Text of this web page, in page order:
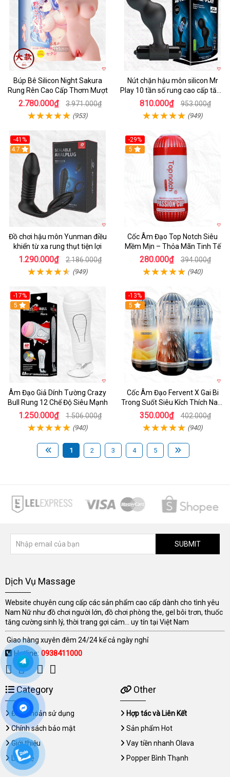
Búp Bê Silicon Night Sakura
Rung Rên Cao Cấp Thơm Mượt
2.780.000₫ 3.971.000₫
(953)
Nút chặn hậu môn silicon Mr
Play 10 tần số rung cao cấp tăng
khoái cảm
810.000₫ 953.000₫
(949)
-41%
Hot
4.7
Đồ chơi hậu môn Yunman điều
khiển từ xa rung thụt tiện lợi
1.290.000₫ 2.186.000₫
(949)
-29%
5
Cốc Âm Đạo Top Notch Siêu
Mềm Mịn – Thỏa Mãn Tinh Tế
280.000₫ 394.000₫
(940)
-17%
5
Âm Đạo Giả Dính Tường Crazy
Bull Rung 12 Chế Độ Siêu Mạnh
1.250.000₫ 1.506.000₫
(940)
-13%
Hot
5
Cốc Âm Đạo Fervent X Gai Bi
Trong Suốt Siêu Kích Thích Nam
Giới
350.000₫ 402.000₫
(940)
1 2 3 4 5
SUBMIT
Dịch Vụ Massage
Website chuyên cung cấp các sản phẩm cao cấp dành cho tình yêu
Nam Nữ như đồ chơi người lớn, đồ chơi phòng the, gel bôi trơn, thuốc
tăng cường sinh lý, thời trang gợi cảm... uy tín tại Việt Nam
Giao hàng xuyên đêm 24/24 kể cả ngày nghỉ
Hotline: 0938411000
Category
Điều khoản sử dụng
Chính sách bảo mật
Giới thiệu
Liên hệ
Other
Hợp tác và Liên Kết
Sản phẩm Hot
Vay tiền nhanh Olava
Popper Bình Thạnh